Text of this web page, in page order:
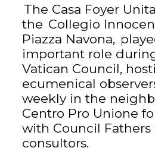
The Casa Foyer
the Collegio
Piazza Navona,
important role
Vatican Council,
ecumenical
weekly in the
Centro Pro Unione
with Council Fathers
consultors.